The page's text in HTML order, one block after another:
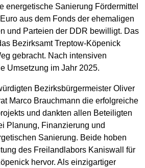
energetische Sanierung Fördermittel
aus dem Fonds der ehemaligen
und Parteien der DDR bewilligt. Das
Bezirksamt Treptow-Köpenick
gebracht. Nach intensiven
Umsetzung im Jahr 2025.
Bezirksbürgermeister Oliver
Marco Brauchmann die erfolgreiche
und dankten allen Beteiligten
Planung, Finanzierung und
Sanierung. Beide hoben
des Freilandlabors Kaniswall für
hervor. Als einzigartiger